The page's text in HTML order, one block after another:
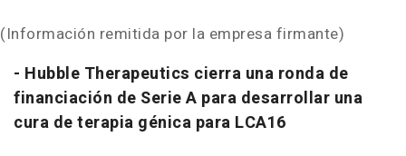
(Información remitida por la empresa firmante)
- Hubble Therapeutics cierra una ronda de
financiación de Serie A para desarrollar una
cura de terapia génica para LCA16